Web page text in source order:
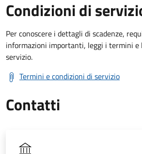
Condizioni di
Per conoscere i dettagli di scadenze,
informazioni importanti, leggi i termini e
servizio.
Termini e condizioni di servizio
Contatti